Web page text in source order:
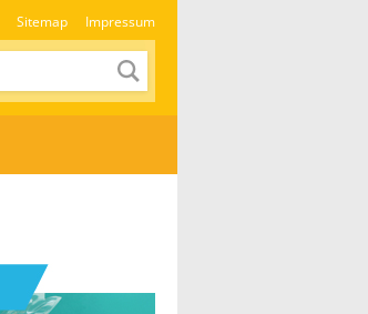
Sitemap Impressum